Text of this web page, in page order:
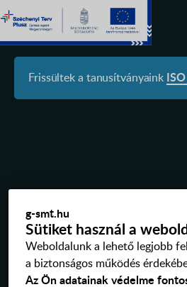
g-smt.hu
Sütiket használ a
Weboldalunk a lehető legjobb
a biztonságos működés
Az Ön adatainak védelme
MYACCOUNT LOGIN
MYACCOUNT
Frissültek a tanusítványaink